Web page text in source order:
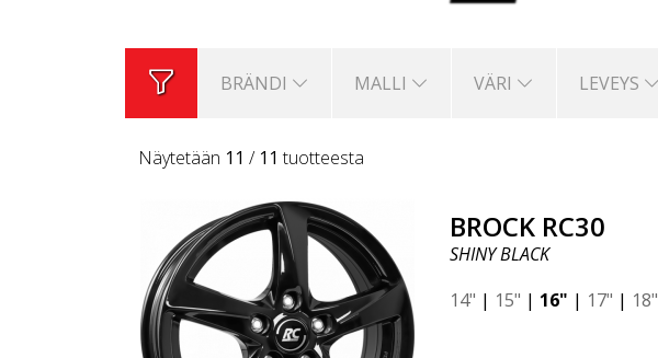
BRÄNDI MALLI VÄRI LEVEYS
Näytetään 11 / 11 tuotteesta
BROCK RC30
SHINY BLACK
14" | 15" | 16" | 17" | 18"